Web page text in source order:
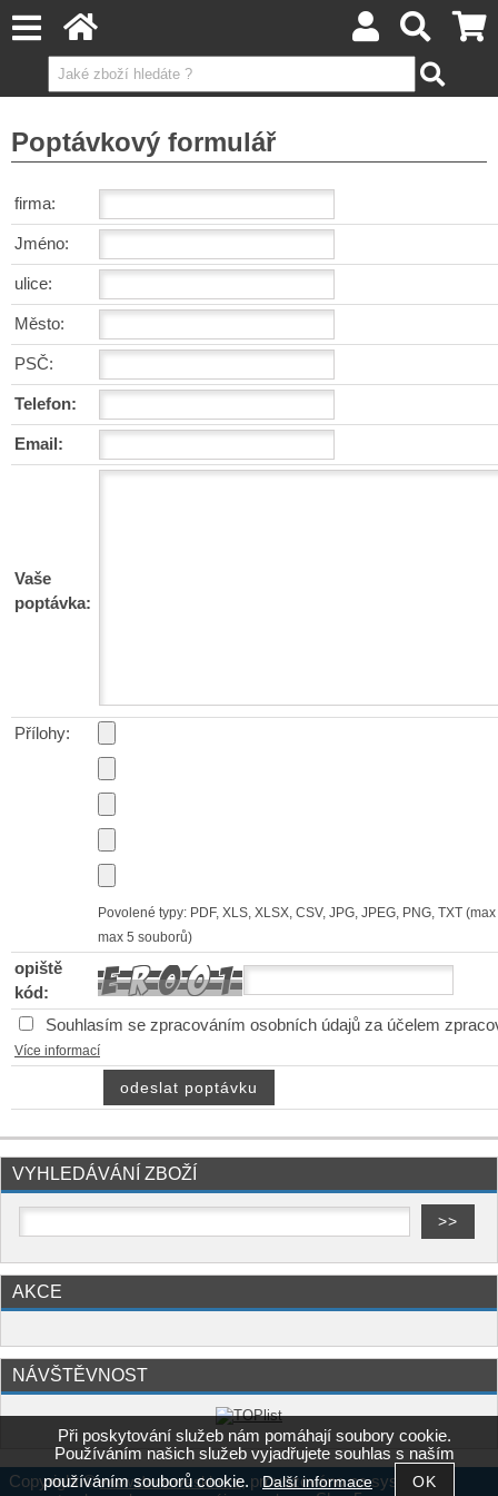
Poptávkový formulář
firma:
Jméno:
ulice:
Město:
PSČ:
Telefon:
Email:
Vaše
poptávka:
Přílohy:
Povolené typy: PDF, XLS, XLSX, CSV, JPG, JPEG, PNG, TXT
max 5 souborů)
opiště
kód:
Souhlasím se zpracováním osobních údajů za účelem
Více informací
VYHLEDÁVÁNÍ ZBOŽÍ
AKCE
NÁVŠTĚVNOST
Copyright ©www.darkovesklo.cz,provozováno na systému
Při poskytování služeb nám pomáhají soubory cookie.
Používáním našich služeb vyjadřujete souhlas s naším
používáním souborů cookie.Další informace